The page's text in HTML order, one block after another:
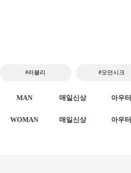
#러블리 #모던시크
MAN 매일신상 아우터
WOMAN 매일신상 아우터